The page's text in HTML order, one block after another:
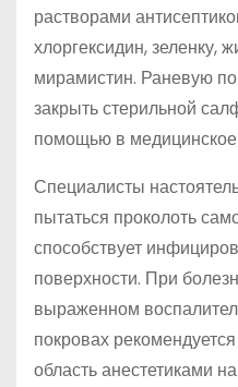
растворами
хлоргексидин, зеленку,
мирамистин. Раневую
закрыть стерильной
помощью в
Специалисты
пытаться проколоть
способствует
поверхности. При
выраженном
покровах
область анестетиками